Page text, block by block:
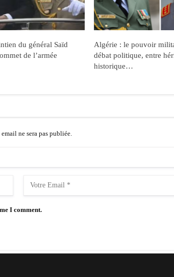
du général Saïd
de l’armée
Algérie : le pouvoir
débat politique, entre
historique…
email ne sera pas publiée.
I comment.